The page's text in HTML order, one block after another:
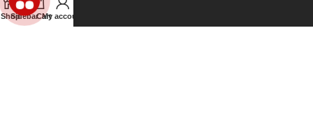
ShopSidebarCart
My account